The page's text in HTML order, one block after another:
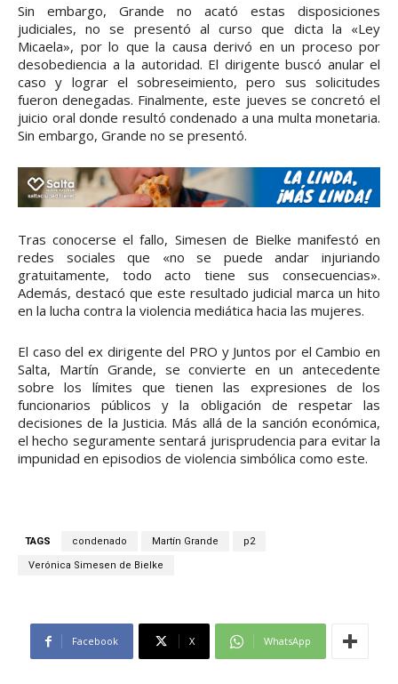
Sin embargo, Grande no acató estas disposiciones
judiciales, no se presentó al curso que dicta la «Ley
Micaela», por lo que la causa derivó en un proceso por
desobediencia a la autoridad. El dirigente buscó anular el
caso y lograr el sobreseimiento, pero sus solicitudes
fueron denegadas. Finalmente, este jueves se concretó el
juicio oral donde resultó condenado a una multa monetaria.
Sin embargo, Grande no se presentó.
Tras conocerse el fallo, Simesen de Bielke manifestó en
redes sociales que «no se puede andar injuriando
gratuitamente, todo acto tiene sus consecuencias».
Además, destacó que este resultado judicial marca un hito
en la lucha contra la violencia mediática hacia las mujeres.
El caso del ex dirigente del PRO y Juntos por el Cambio en
Salta, Martín Grande, se convierte en un antecedente
sobre los límites que tienen las expresiones de los
funcionarios públicos y la obligación de respetar las
decisiones de la Justicia. Más allá de la sanción económica,
el hecho seguramente sentará jurisprudencia para evitar la
impunidad en episodios de violencia simbólica como este.
TAGS condenado Martín Grande p2
Verónica Simesen de Bielke
Facebook X WhatsApp